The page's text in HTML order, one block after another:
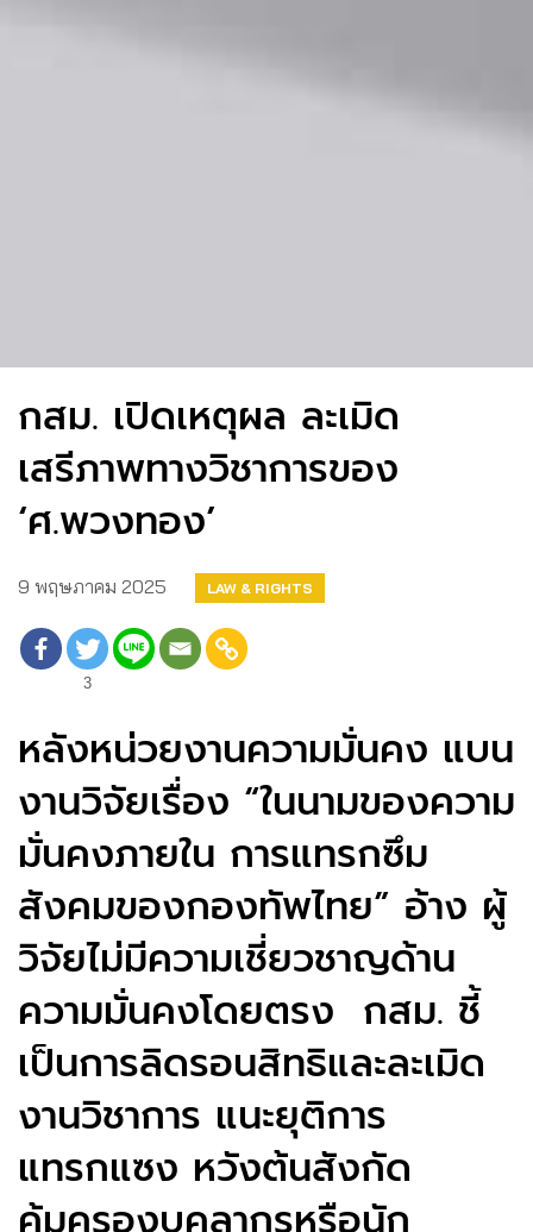
กสม. เปิดเหตุผล ละเมิด
เสรีภาพทางวิชาการของ
‘ศ.พวงทอง’
9 พฤษภาคม 2025 LAW & RIGHTS
3
หลังหน่วยงานความมั่นคง แบน
งานวิจัยเรื่อง “ในนามของความ
มั่นคงภายใน การแทรกซึม
สังคมของกองทัพไทย” อ้าง ผู้
วิจัยไม่มีความเชี่ยวชาญด้าน
ความมั่นคงโดยตรง กสม. ชี้
เป็นการลิดรอนสิทธิและละเมิด
งานวิชาการ แนะยุติการ
แทรกแซง หวังต้นสังกัด